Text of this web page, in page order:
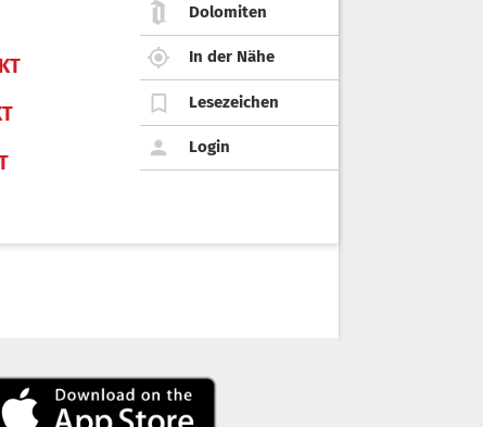
Dolomiten
In der Nähe
Lesezeichen
Login